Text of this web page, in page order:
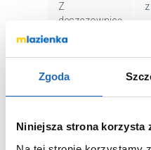
Zgoda
Niniejsza strona korzysta
Z
deszczownicą
Kod EAN
opakowaniem
Waga z
Dane
producenta